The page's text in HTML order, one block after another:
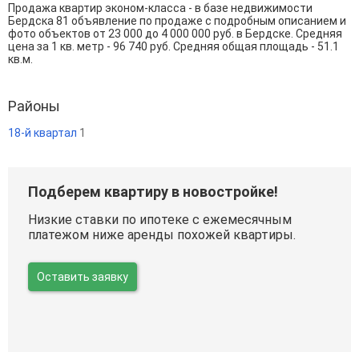
Продажа квартир эконом-класса - в базе недвижимости
Бердска 81 объявление по продаже с подробным описанием и
фото объектов от 23 000 до 4 000 000 руб. в Бердске. Средняя
цена за 1 кв. метр - 96 740 руб. Средняя общая площадь - 51.1
кв.м.
Районы
18-й квартал 1
Подберем квартиру в новостройке!
Низкие ставки по ипотеке с ежемесячным
платежом ниже аренды похожей квартиры.
Оставить заявку